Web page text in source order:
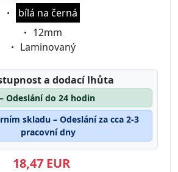
Eigenschaft:
bílá na černá
Eigenschaft:
12mm
Eigenschaft:
Laminovaný
a dodací lhůta
Odeslání do 24 hodin
skladu – Odeslání za cca 2-3
pracovní dny
18,47 EUR